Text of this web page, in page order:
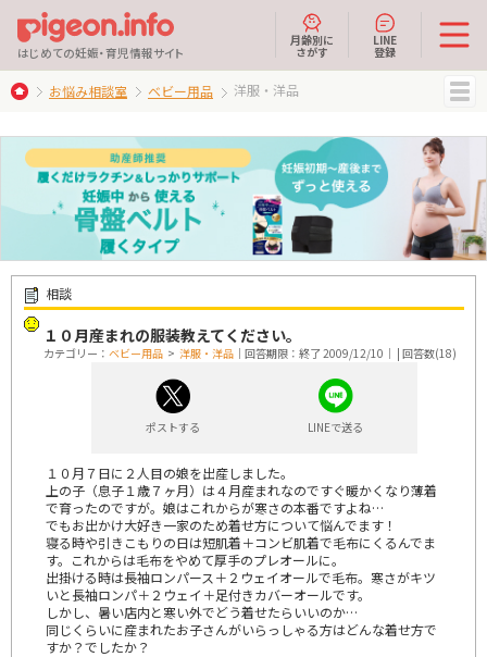
はじめての妊娠・育児情報サイト
月齢別に
さがす
LINE
登録
お悩み相談室 ベビー用品 洋服・洋品
相談
１０月産まれの服装教えてください。
カテゴリー： ベビー用品 > 洋服・洋品 ｜回答期限：終了 2009/12/10｜ | 回答数(18)
ポストする LINEで送る
１０月７日に２人目の娘を出産しました。
上の子（息子１歳７ヶ月）は４月産まれなのですぐ暖かくなり薄着
で育ったのですが。娘はこれからが寒さの本番ですよね…
でもお出かけ大好き一家のため着せ方について悩んでます！
寝る時や引きこもりの日は短肌着＋コンビ肌着で毛布にくるんでま
す。これからは毛布をやめて厚手のプレオールに。
出掛ける時は長袖ロンパース＋２ウェイオールで毛布。寒さがキツ
いと長袖ロンパ＋２ウェイ＋足付きカバーオールです。
しかし、暑い店内と寒い外でどう着せたらいいのか…
同じくらいに産まれたお子さんがいらっしゃる方はどんな着せ方で
すか？でしたか？